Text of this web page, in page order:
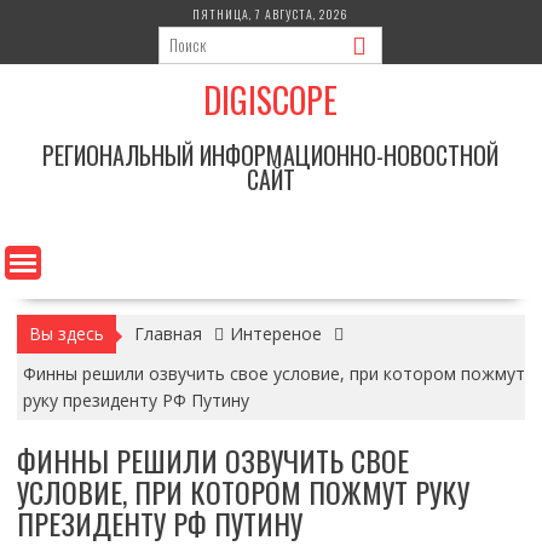
содержимому
ПЯТНИЦА, 7 АВГУСТА, 2026
DIGISCOPE
РЕГИОНАЛЬНЫЙ ИНФОРМАЦИОННО-НОВОСТНОЙ
САЙТ
Вы здесь Главная
Интереное
Финны решили озвучить свое условие, при котором пожмут
руку президенту РФ Путину
ФИННЫ РЕШИЛИ ОЗВУЧИТЬ СВОЕ
УСЛОВИЕ, ПРИ КОТОРОМ ПОЖМУТ РУКУ
ПРЕЗИДЕНТУ РФ ПУТИНУ